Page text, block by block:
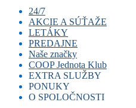
24/7
AKCIE A SÚŤAŽE
LETÁKY
PREDAJNE
Naše značky
COOP Jednota Klub
EXTRA SLUŽBY
E-coop
COOPKasa
PONUKY
Pracovná ponuka
O SPOLOČNOSTI